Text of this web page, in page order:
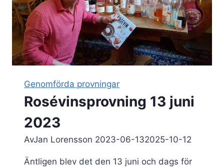
2023
Genomförda provningar
Rosévinsprovning 13 juni
2023
AvJan Lorensson 2023-06-132025-10-12
Äntligen blev det den 13 juni och dags för